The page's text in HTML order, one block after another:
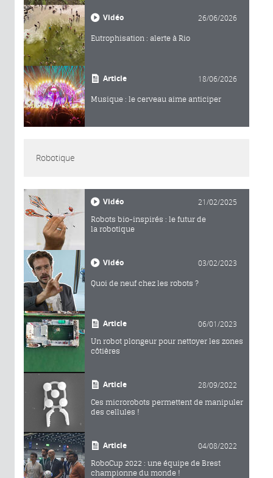
Vidéo 26/06/2026
Eutrophisation : alerte à Rio
Article 18/06/2026
Musique : le cerveau aime anticiper
Robotique
Vidéo 21/02/2025
Robots bio-inspirés : le futur de
la robotique
Vidéo 03/02/2023
Quoi de neuf chez les robots ?
Article 06/01/2023
Un robot plongeur pour nettoyer les zones
côtières
Article 28/09/2022
Ces microrobots permettent de manipuler
des cellules !
Article 04/08/2022
RoboCup 2022 : une équipe de Brest
championne du monde !